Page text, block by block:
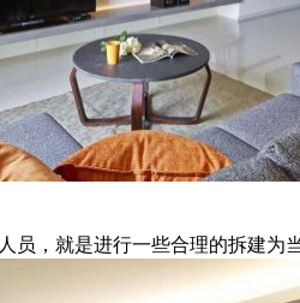
，就是进行一些合理的拆建为